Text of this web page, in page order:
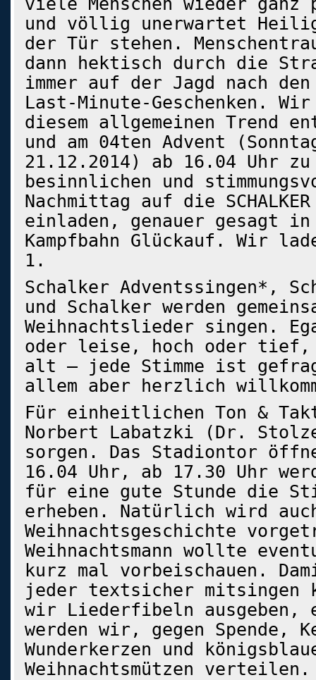
und völlig unerwartet
der Tür stehen.
dann hektisch durch die
immer auf der Jagd nach den
Last-Minute-Geschenken. Wir
diesem allgemeinen Trend
und am 04ten Advent
21.12.2014) ab 16.04 Uhr zu
besinnlichen und
Nachmittag auf die SCHALKER
einladen, genauer gesagt
Kampfbahn Glückauf. Wir
1.
Schalker Adventssingen*,
und Schalker werden
Weihnachtslieder singen.
oder leise, hoch oder tief,
alt – jede Stimme ist
allem aber herzlich
Für einheitlichen Ton &
Norbert Labatzki (Dr.
sorgen. Das Stadiontor
16.04 Uhr, ab 17.30 Uhr
für eine gute Stunde die
erheben. Natürlich wird
Weihnachtsgeschichte
Weihnachtsmann wollte
kurz mal vorbeischauen.
jeder textsicher mitsingen
wir Liederfibeln ausgeben,
werden wir, gegen Spende,
Wunderkerzen und
Weihnachtsmützen verteilen.